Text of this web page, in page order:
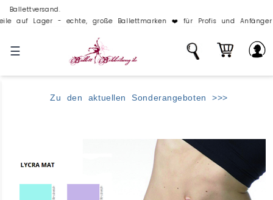
- echte, große Ballettmarken ❤️ für Profis und Anfänger die mit
☰
Zu den aktuellen Sonderangeboten >>>